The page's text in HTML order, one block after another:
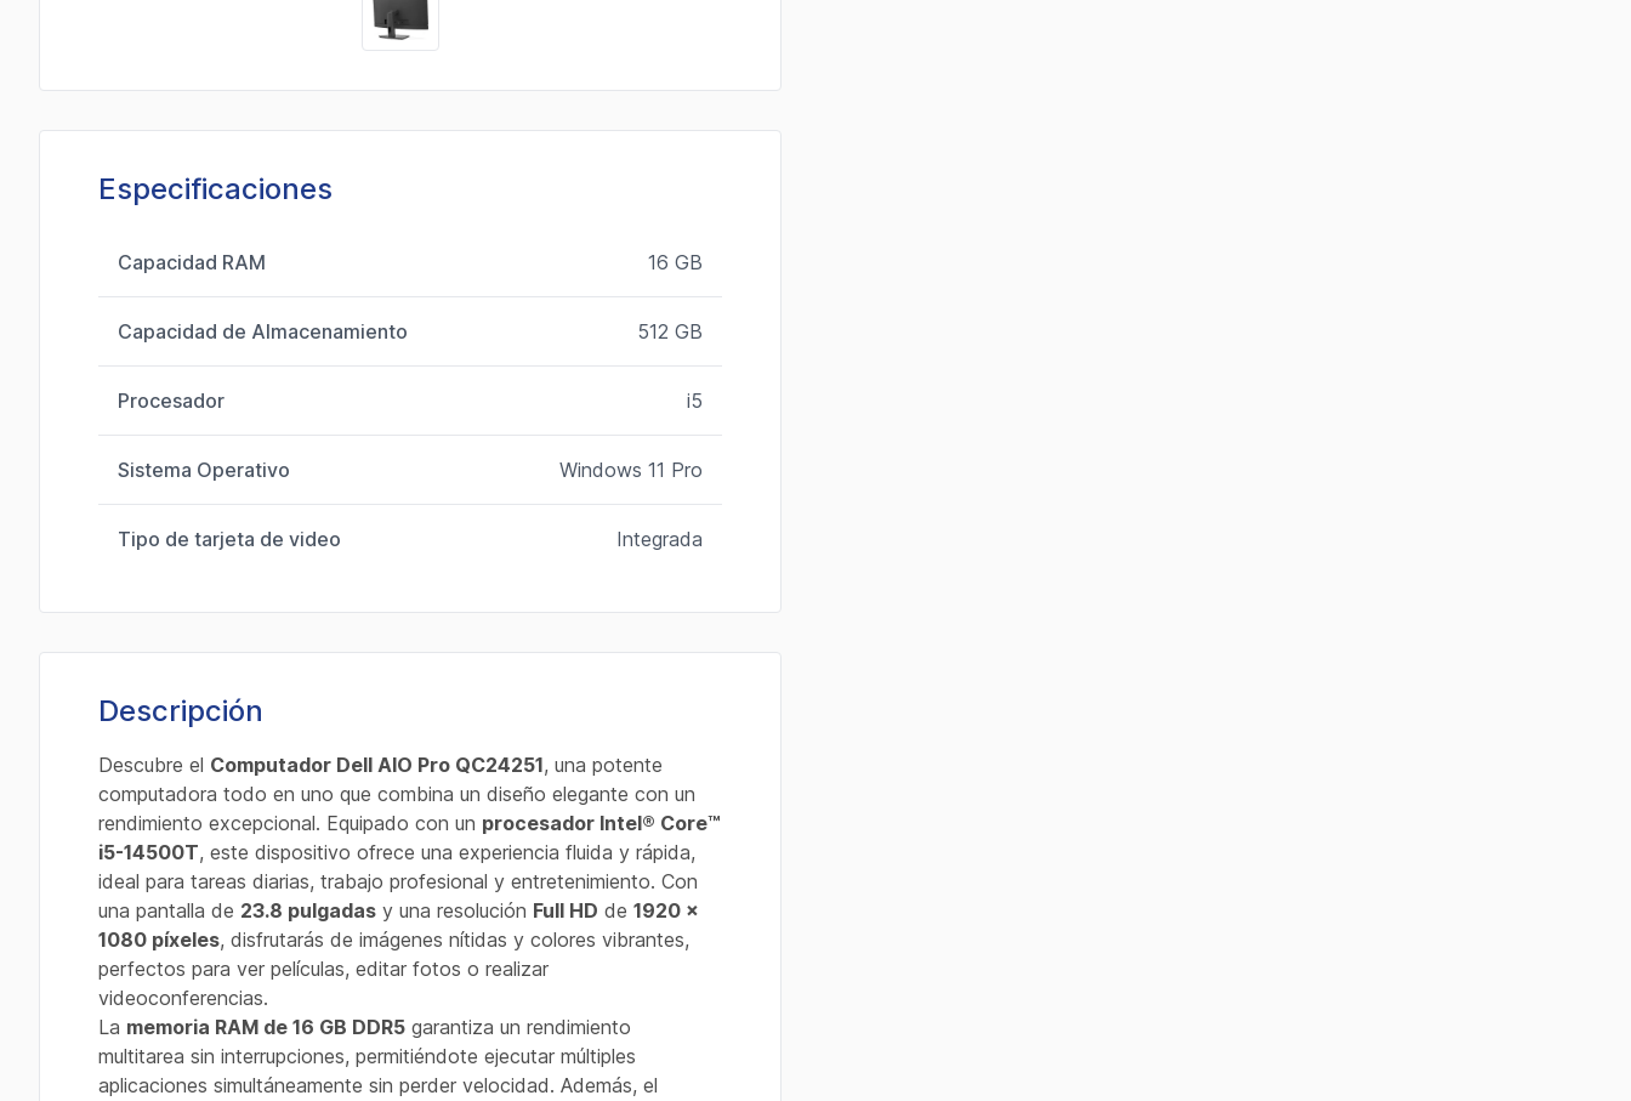
Especificaciones
Capacidad RAM 16 GB
Capacidad de Almacenamiento 512 GB
Procesador i5
Sistema Operativo Windows 11 Pro
Tipo de tarjeta de video Integrada
Descripción
Descubre el Computador Dell AIO Pro QC24251, una potente
computadora todo en uno que combina un diseño elegante con un
rendimiento excepcional. Equipado con un procesador Intel® Core™
i5-14500T, este dispositivo ofrece una experiencia fluida y rápida,
ideal para tareas diarias, trabajo profesional y entretenimiento. Con
una pantalla de 23.8 pulgadas y una resolución Full HD de 1920 x
1080 píxeles, disfrutarás de imágenes nítidas y colores vibrantes,
perfectos para ver películas, editar fotos o realizar
videoconferencias.
La memoria RAM de 16 GB DDR5 garantiza un rendimiento
multitarea sin interrupciones, permitiéndote ejecutar múltiples
aplicaciones simultáneamente sin perder velocidad. Además, el